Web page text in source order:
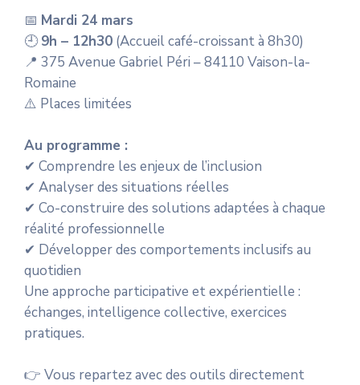
📅 Mardi 24 mars
🕘9h – 12h30 (Accueil café-croissant à 8h30)
📍 375 Avenue Gabriel Péri – 84110 Vaison-la-
Romaine
⚠️ Places limitées
Au programme :
✔ Comprendre les enjeux de l’inclusion
✔ Analyser des situations réelles
✔ Co-construire des solutions adaptées à chaque
réalité professionnelle
✔ Développer des comportements inclusifs au
quotidien
Une approche participative et expérientielle :
échanges, intelligence collective, exercices
pratiques.
👉 Vous repartez avec des outils directement